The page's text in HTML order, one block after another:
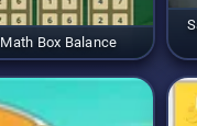
Math Box Balance